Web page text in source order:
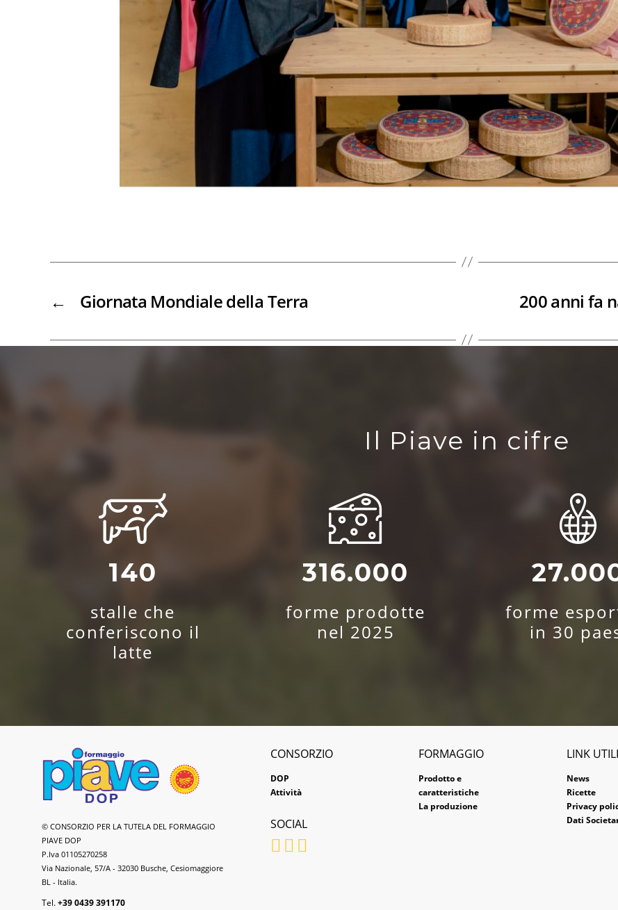
← Giornata Mondiale della Terra 200 anni fa
Il Piave in cifre
140
stalle che
conferiscono il
latte
316.000
forme prodotte
nel 2025
forme
in 30
Formaggio
Piave
DOP
© CONSORZIO PER LA TUTELA DEL FORMAGGIO
PIAVE DOP
P.Iva 01105270258
Via Nazionale, 57/A - 32030 Busche, Cesiomaggiore
BL - Italia.
Tel.+39 0439 391170
CONSORZIO
DOP
Attività
SOCIAL
FORMAGGIO
Prodotto e
caratteristiche
La produzione
LINK UTILI
News
Ricette
Privacy
Dati